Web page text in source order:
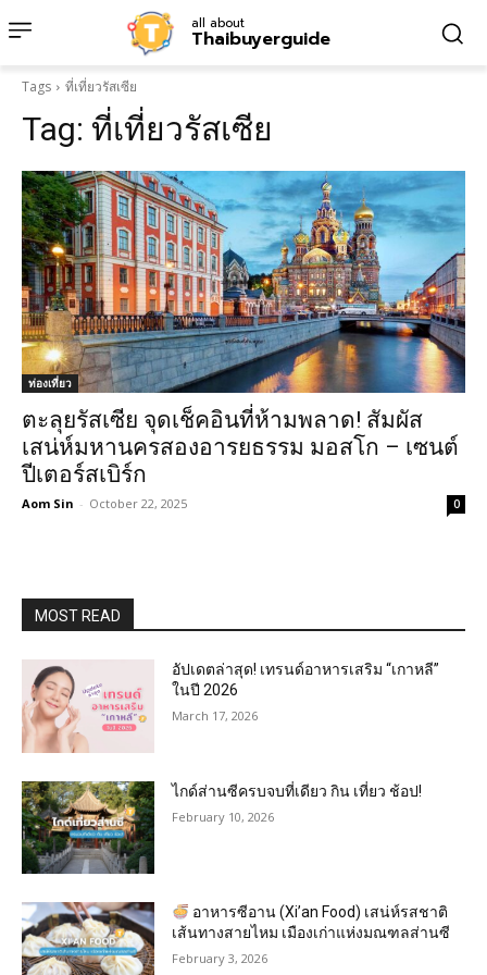
all about
Thaibuyerguide
Tags ที่เที่ยวรัสเซีย
Tag: ที่เที่ยวรัสเซีย
ท่องเที่ยว
ตะลุยรัสเซีย จุดเช็คอินที่ห้ามพลาด! สัมผัส
เสน่ห์มหานครสองอารยธรรม มอสโก – เซนต์
ปีเตอร์สเบิร์ก
Aom Sin - October 22, 2025 0
MOST READ
อัปเดตล่าสุด! เทรนด์อาหารเสริม “เกาหลี”
ในปี 2026
March 17, 2026
ไกด์ส่านซีครบจบที่เดียว กิน เที่ยว ช้อป!
February 10, 2026
อาหารซีอาน (Xi’an Food) เสน่ห์รสชาติ
เส้นทางสายไหม เมืองเก่าแห่งมณฑลส่านซี
February 3, 2026